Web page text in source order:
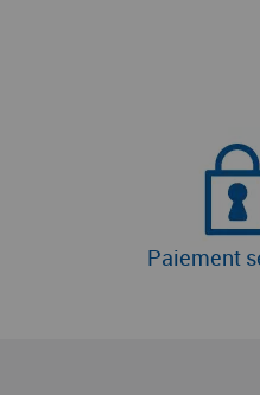
Paiement